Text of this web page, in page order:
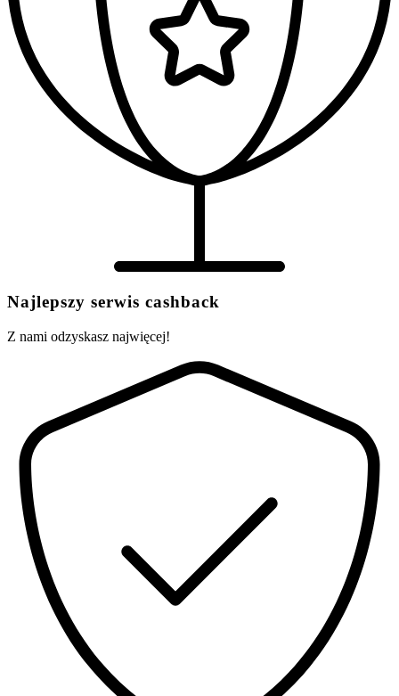
Najlepszy serwis cashback
Z nami odzyskasz najwięcej!